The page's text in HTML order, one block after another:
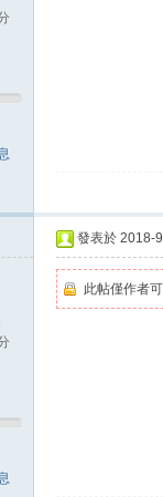
發表於 2018-
此帖僅作者